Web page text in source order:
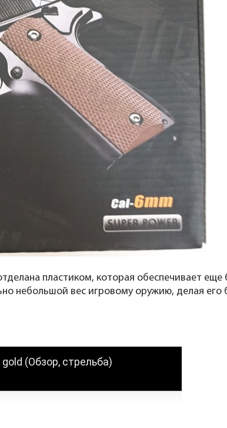
пластиком, которая обеспечивает еще
небольшой вес игровому оружию, делая
(Обзор, стрельба)